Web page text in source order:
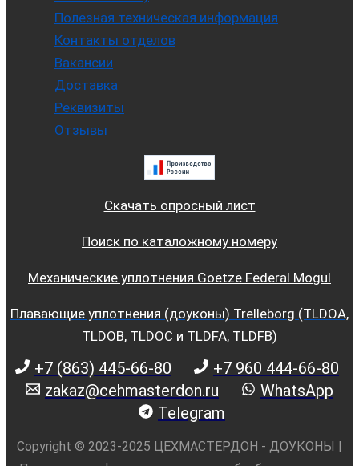
Полезная техническая информация
Контакты отделов
Вакансии
Доставка
Реквизиты
Отзывы
Скачать опросный лист
Поиск по каталожному номеру
Механические уплотнения Goetze Federal Mogul
Плавающие уплотнения (доуконы) Trelleborg (TLDOA,
TLDOB, TLDOC и TLDFA, TLDFB)
+7 (863) 445-66-80
+7 960 444-66-80
zakaz@cehmasterdon.ru
WhatsApp
Telegram
Copyright © 2023-2025 ЦЕХМАСТЕРДОН - ДОУКОНЫ |